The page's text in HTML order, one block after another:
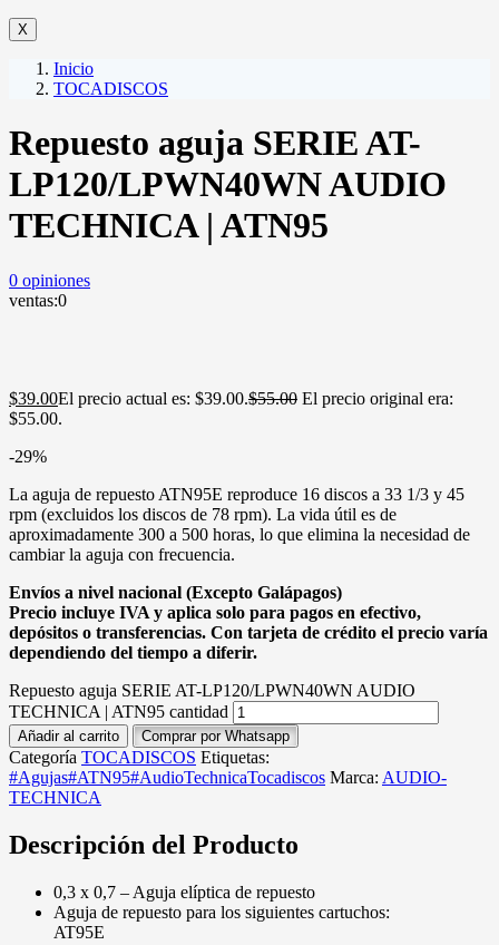
X
Inicio
TOCADISCOS
Repuesto aguja SERIE AT-
LP120/LPWN40WN AUDIO
TECHNICA | ATN95
0 opiniones
ventas:0
$39.00El precio actual es: $39.00.$55.00 El precio original era:
$55.00.
-29%
La aguja de repuesto ATN95E reproduce 16 discos a 33 1/3 y 45
rpm (excluidos los discos de 78 rpm). La vida útil es de
aproximadamente 300 a 500 horas, lo que elimina la necesidad de
cambiar la aguja con frecuencia.
Envíos a nivel nacional (Excepto Galápagos)
Precio incluye IVA y aplica solo para pagos en efectivo,
depósitos o transferencias. Con tarjeta de crédito el precio varía
dependiendo del tiempo a diferir.
Repuesto aguja SERIE AT-LP120/LPWN40WN AUDIO
TECHNICA | ATN95 cantidad
Añadir al carrito Comprar por Whatsapp
Categoría TOCADISCOS Etiquetas:
#Agujas#ATN95#AudioTechnicaTocadiscos Marca: AUDIO-
TECHNICA
Descripción del Producto
0,3 x 0,7 – Aguja elíptica de repuesto
Aguja de repuesto para los siguientes cartuchos:
AT95E